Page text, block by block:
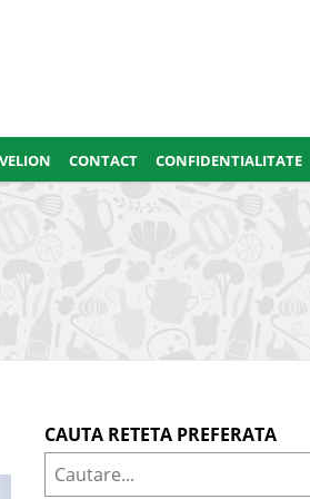
CONTACT CONFIDENTIALITATE
CAUTA RETETA PREFERATA